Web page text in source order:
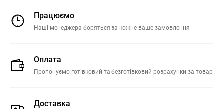
Працюємо
Наші менеджера боряться за кожне ваше замовлення
Оплата
Пропонуємо готівковий та безготівковий розрахунки за товар
Доставка